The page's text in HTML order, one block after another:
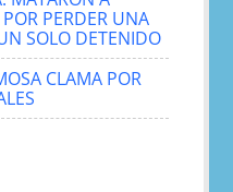
PERDER UNA
SOLO DETENIDO
CLAMA POR